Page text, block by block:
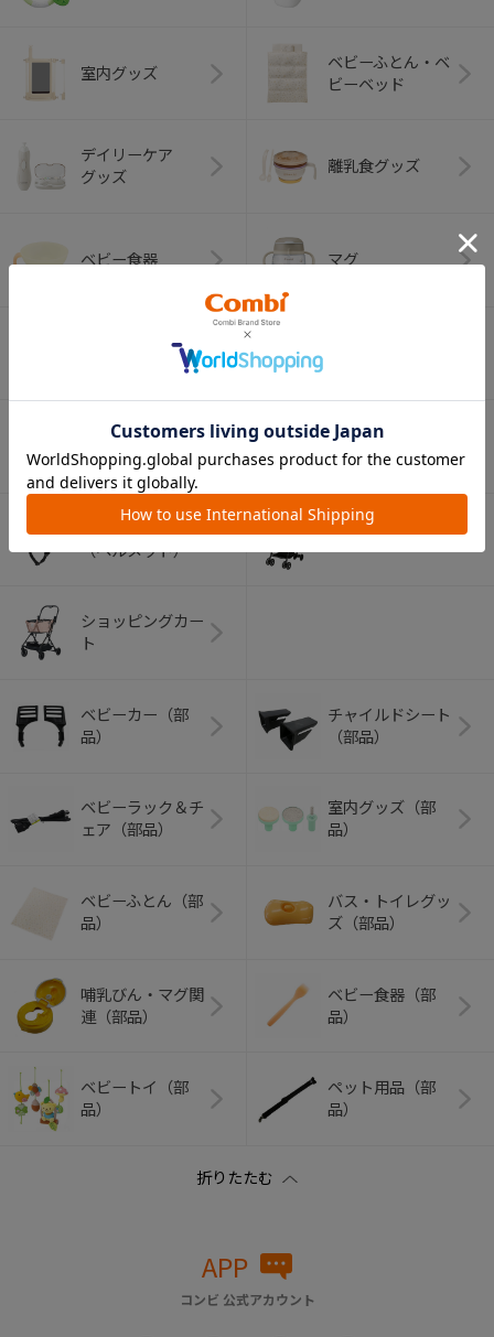
室内グッズ
ベビーふとん・ベ
ビーベッド
デイリーケア
グッズ
離乳食グッズ
ベビー食器 マグ
おはし・スプー
オーラルケア
（お口のケア）
ベビートイ
（ヘルメット）
ペット用品
ショッピングカー
ト
ベビーカー（部
品）
チャイルドシート
（部品）
ベビーラック＆チ
ェア（部品）
室内グッズ（部
品）
ベビーふとん（部
品）
バス・トイレグッ
ズ（部品）
哺乳びん・マグ関
連（部品）
ベビー食器（部
品）
ベビートイ（部
品）
ペット用品（部
品）
APP
コンビ 公式アカウント